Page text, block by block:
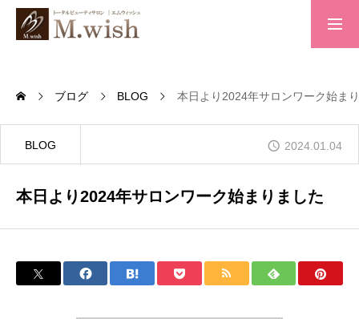
求人案内
会社概要
お問い合わせ
ブログ BLOG 本日より2024年サロンワーク始ま
BLOG 2024.01.04
本日より2024年サロンワーク始まりました